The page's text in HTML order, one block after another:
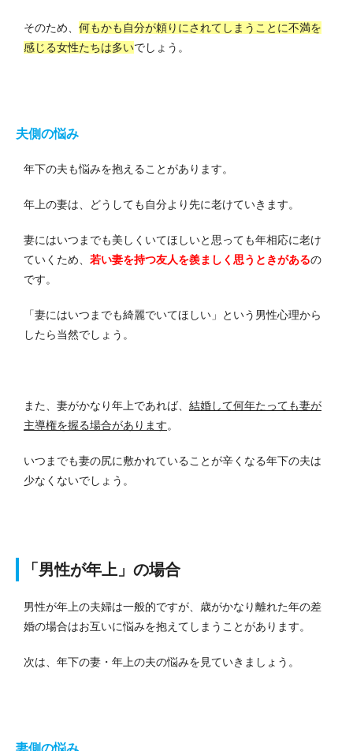
そのため、 何もかも自分が頼りにされてしまうことに不満を
感じる女性たちは多いでしょう。
夫側の悩み
年下の夫も悩みを抱えることがあります。
年上の妻は、どうしても自分より先に老けていきます。
妻にはいつまでも美しくいてほしいと思っても年相応に老け
ていくため、 若い妻を持つ友人を羨ましく思うときがあるの
です。
「妻にはいつまでも綺麗でいてほしい」という男性心理から
したら当然でしょう。
また、妻がかなり年上であれば、 結婚して何年たっても妻が
主導権を握る場合があります。
いつまでも妻の尻に敷かれていることが辛くなる年下の夫は
少なくないでしょう。
「男性が年上」の場合
男性が年上の夫婦は一般的ですが、歳がかなり離れた年の差
婚の場合はお互いに悩みを抱えてしまうことがあります。
次は、年下の妻・年上の夫の悩みを見ていきましょう。